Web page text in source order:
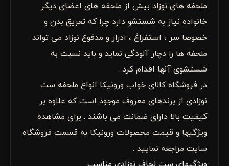
ملحفه های نوزاد بیش از ملحفه های اعضای دیگر
خانواده نیاز به شستشو دارد چرا که تعریق بدن و
خصوصا سر ، استفراغ ، ادرار و مدفوع نوزاد می تواند
ملحفه ها را دچار آلودگی نماید و باید نسبت به
شستشوی آنها اقدام کرد .
در فروشگاه کالای خواب ورونیکا انواع ملحفه ست
نوزادی از برندهای معروف موجود است که علاوه بر
کیفیت بالا دارای ضمانت می باشند . برای مشاهده
ویژگیها و قیمت محصولات ورونیکا به قسمت فروشگاه
سایت مراجعه نمایید .